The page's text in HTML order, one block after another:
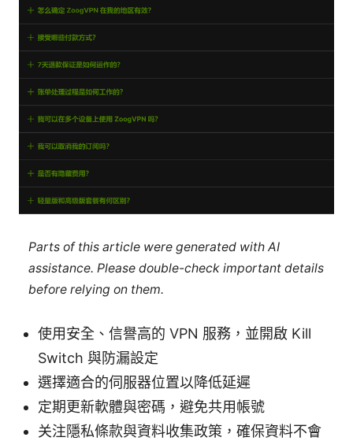
Parts of this article were generated with AI
assistance. Please double-check important details
before relying on them.
使用安全、信譽高的 VPN 服務，並開啟 Kill
Switch 與防漏設定
選擇適合的伺服器位置以降低延遲
定期更新軟體與密碼，避免共用帳號
关注隱私條款與資料收集政策，確保資料不會